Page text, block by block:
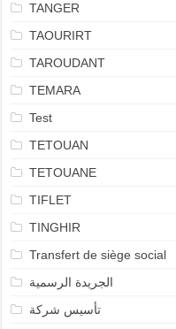
TANGER
TAOURIRT
TAROUDANT
TEMARA
Test
TETOUAN
TETOUANE
TIFLET
TINGHIR
Transfert de siège social
الجريدة الرسمية
تأسيس شركة